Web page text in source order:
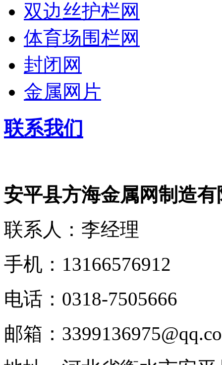
双边丝护栏网
体育场围栏网
封闭网
金属网片
联系我们
安平县方海金属网制造有
联系人：李经理
手机：13166576912
电话：0318-7505666
邮箱：